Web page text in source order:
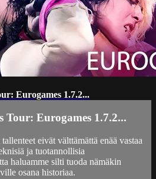
Eurogames 1.7.2...
Tour: Eurogames 1.7.2...
eivät välttämättä enää vastaa
ja tuotannollisia
haluamme silti tuoda nämäkin
osana historiaa.